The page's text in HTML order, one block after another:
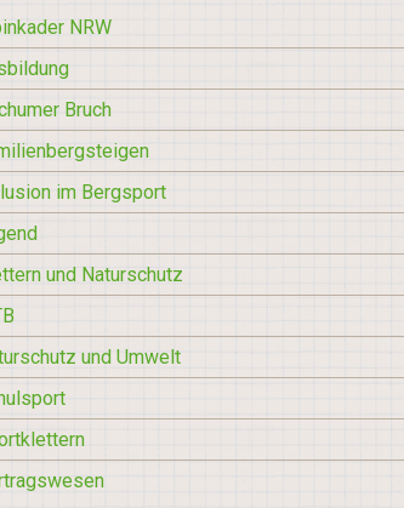
NRW
Bruch
im Bergsport
und Naturschutz
und Umwelt